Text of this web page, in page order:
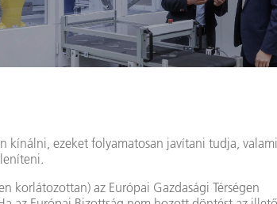
S&S STEINHUBER GMBH
Hajlítási automatizálás, amikor
szüksége van rá